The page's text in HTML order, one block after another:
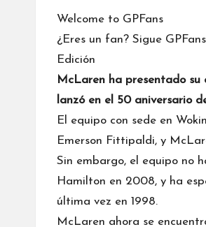
Welcome to GPFans
¿Eres un fan? Sigue GPFans
Edición
McLaren ha presentado su
lanzó en el 50 aniversario
El equipo con sede en
Emerson Fittipaldi, y
Sin embargo, el equipo no
Hamilton en 2008, y ha
última vez en 1998.
McLaren ahora se